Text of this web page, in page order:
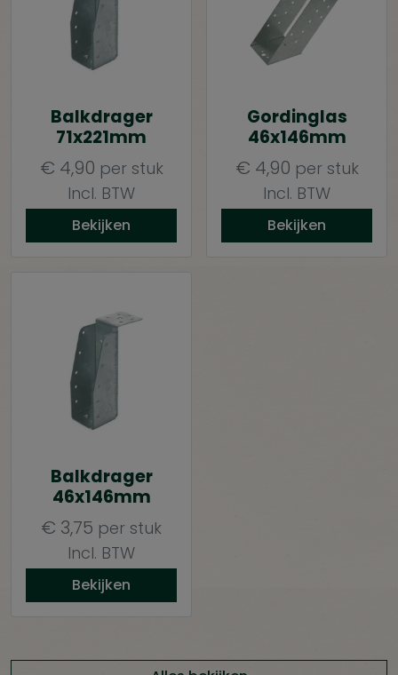
Balkdrager
71x221mm
€ 4,90 per stuk
Incl. BTW
Bekijken
Gordinglas
46x146mm
€ 4,90 per stuk
Incl. BTW
Bekijken
Balkdrager
46x146mm
€ 3,75 per stuk
Incl. BTW
Bekijken